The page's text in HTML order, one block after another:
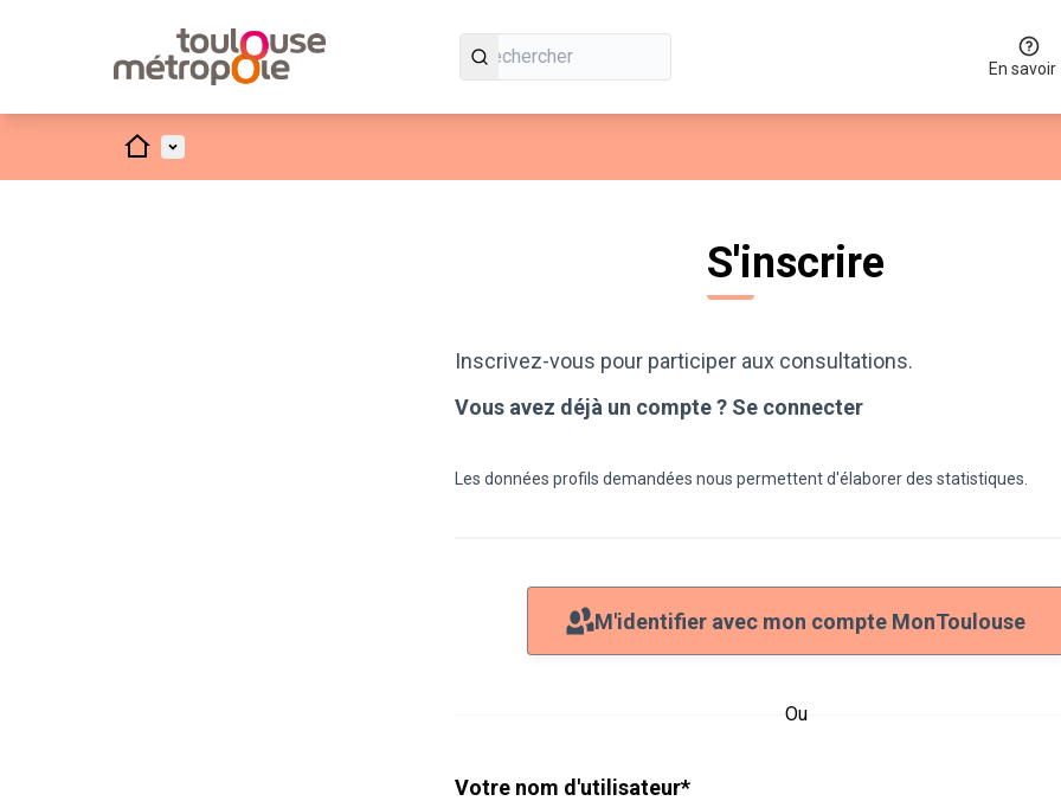
En savoir
AccueilMenu principal
S'inscrire
Inscrivez-vous pour participer aux consultations.
Vous avez déjà un compte ? Se connecter
Les données profils demandées nous permettent d'élaborer des statistiques.
M'identifier avec mon compte MonToulouse
Ou
êtes
Votre nom d'utilisateur*Champ obligatoire